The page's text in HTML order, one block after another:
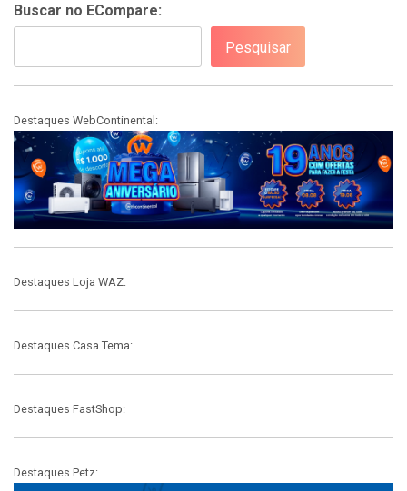
Buscar no ECompare:
Pesquisar
Destaques WebContinental:
Destaques Loja WAZ:
Destaques Casa Tema:
Destaques FastShop:
Destaques Petz: